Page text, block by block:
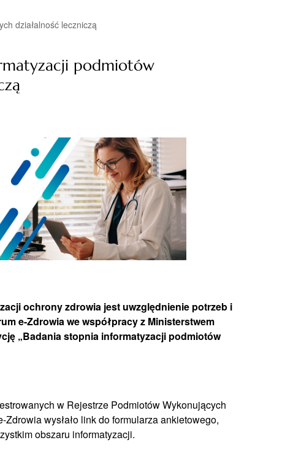
działalność leczniczą
podmiotów
ochrony zdrowia jest uwzględnienie potrzeb i
e-Zdrowia we współpracy z Ministerstwem
„Badania stopnia informatyzacji podmiotów
w Rejestrze Podmiotów Wykonujących
wysłało link do formularza ankietowego,
obszaru informatyzacji.